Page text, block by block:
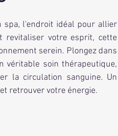
revitaliser votre esprit, cette
serein. Plongez dans
véritable soin thérapeutique,
la circulation sanguine. Un
retrouver votre énergie.